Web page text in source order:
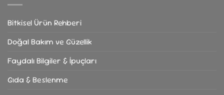
Bitkisel Ürün Rehberi
Doğal Bakım ve Güzellik
Faydalı Bilgiler & İpuçları
Gıda & Beslenme